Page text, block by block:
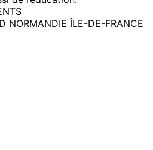
NORMANDIE ÎLE-DE-FRANCE